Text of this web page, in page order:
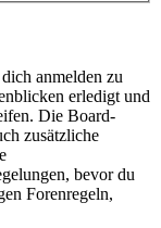
anmelden zu
erledigt und
Die Board-
zusätzliche
bevor du
Forenregeln,